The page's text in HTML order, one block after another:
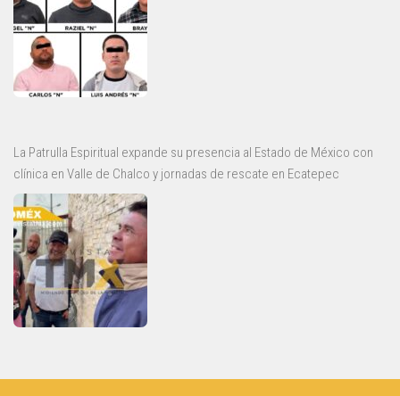
La Patrulla Espiritual expande su presencia al Estado de México con
clínica en Valle de Chalco y jornadas de rescate en Ecatepec